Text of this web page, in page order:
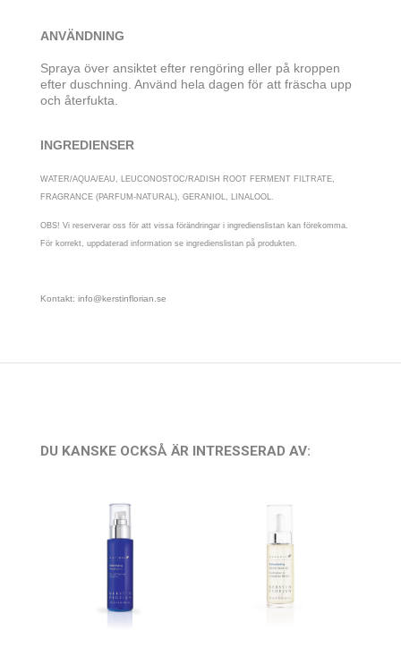
ANVÄNDNING
Spraya över ansiktet efter rengöring eller på kroppen
efter duschning. Använd hela dagen för att fräscha upp
och återfukta.
INGREDIENSER
WATER/AQUA/EAU, LEUCONOSTOC/RADISH ROOT FERMENT FILTRATE,
FRAGRANCE (PARFUM-NATURAL), GERANIOL, LINALOOL.
OBS! Vi reserverar oss för att vissa förändringar i ingredienslistan kan förekomma.
För korrekt, uppdaterad information se ingredienslistan på produkten.
Kontakt: info@kerstinflorian.se
DU KANSKE OCKSÅ ÄR INTRESSERAD AV: